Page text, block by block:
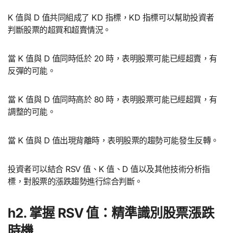
K 值與 D 值共同組成了 KD 指標，KD 指標可以幫助投資者
判斷股票的超買和超賣情況。
當 K 值與 D 值同時低於 20 時，表明股票可能已經超賣，有
反彈的可能。
當 K 值與 D 值同時高於 80 時，表明股票可能已經超買，有
調整的可能。
當 K 值與 D 值出現背離時，表明股票的趨勢可能發生反轉。
投資者可以結合 RSV 值、K 值、D 值以及其他技術分析指
標，對股票的漲跌趨勢進行綜合判斷。
h2. 掌握 RSV 值：精準識別股票漲跌